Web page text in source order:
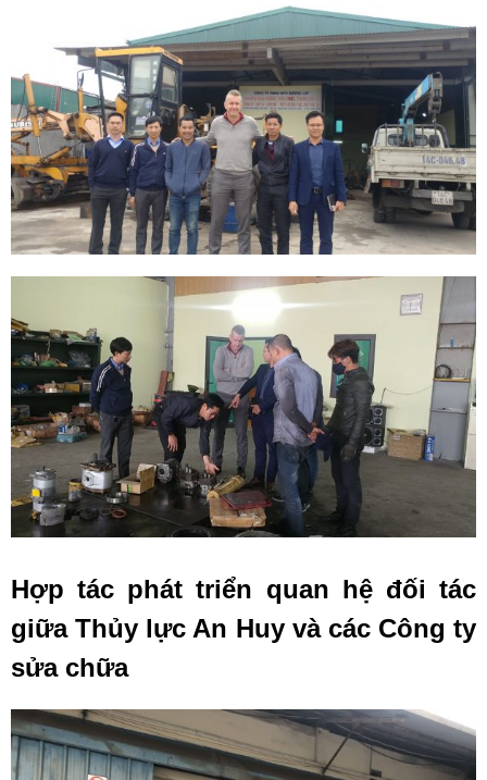
Hợp tác phát triển quan hệ đối tác
giữa Thủy lực An Huy và các Công ty
sửa chữa